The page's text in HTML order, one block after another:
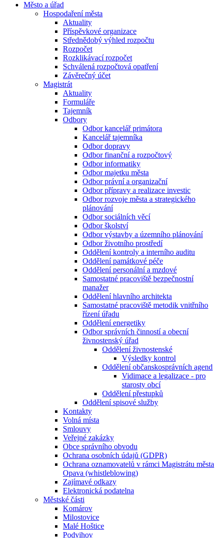
Město a úřad
Hospodaření města
Aktuality
Příspěvkové organizace
Střednědobý výhled rozpočtu
Rozpočet
Rozklikávací rozpočet
Schválená rozpočtová opatření
Závěrečný účet
Magistrát
Aktuality
Formuláře
Tajemník
Odbory
Odbor kancelář primátora
Kancelář tajemníka
Odbor dopravy
Odbor finanční a rozpočtový
Odbor informatiky
Odbor majetku města
Odbor právní a organizační
Odbor přípravy a realizace investic
Odbor rozvoje města a strategického
plánování
Odbor sociálních věcí
Odbor školství
Odbor výstavby a územního plánování
Odbor životního prostředí
Oddělení kontroly a interního auditu
Oddělení památkové péče
Oddělení personální a mzdové
Samostatné pracoviště bezpečnostní
manažer
Oddělení hlavního architekta
Samostatné pracoviště metodik vnitřního
řízení úřadu
Oddělení energetiky
Odbor správních činností a obecní
živnostenský úřad
Oddělení živnostenské
Výsledky kontrol
Oddělení občanskosprávních agend
Vidimace a legalizace - pro
starosty obcí
Oddělení přestupků
Oddělení spisové služby
Kontakty
Volná místa
Smlouvy
Veřejné zakázky
Obce správního obvodu
Ochrana osobních údajů (GDPR)
Ochrana oznamovatelů v rámci Magistrátu města
Opava (whistleblowing)
Zajímavé odkazy
Elektronická podatelna
Městské části
Komárov
Milostovice
Malé Hoštice
Podvihov